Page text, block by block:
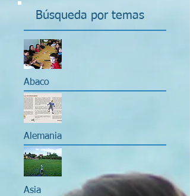
Búsqueda por temas
Abaco
Alemania
Asia